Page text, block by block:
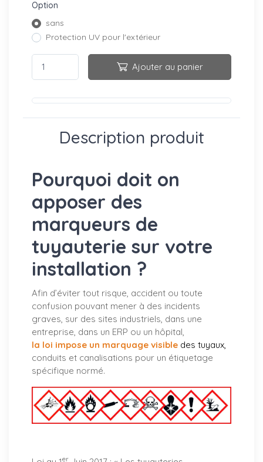
Option
sans
Protection UV pour l'extérieur
Ajouter au panier
Description produit
Pourquoi doit on
apposer des
marqueurs de
tuyauterie sur votre
installation ?
Afin d’éviter tout risque, accident ou toute
confusion pouvant mener à des incidents
graves, sur des sites industriels, dans une
entreprise, dans un ERP ou un hôpital,
la loi impose un marquage visible des tuyaux,
conduits et canalisations pour un étiquetage
spécifique normé.
er